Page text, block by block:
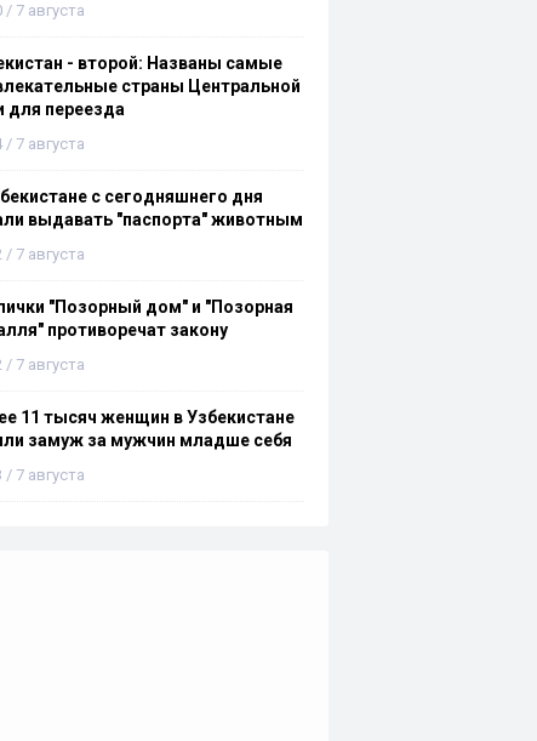
/ 7 августа
- второй: Названы самые
страны Центральной
для переезда
/ 7 августа
с сегодняшнего дня
выдавать "паспорта" животным
/ 7 августа
"Позорный дом" и "Позорная
противоречат закону
/ 7 августа
11 тысяч женщин в Узбекистане
замуж за мужчин младше себя
/ 7 августа